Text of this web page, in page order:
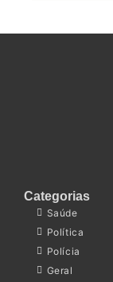
Categorias
Saúde
Política
Polícia
Geral